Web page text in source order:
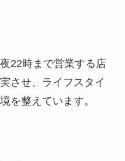
22時まで営業する店
させ、ライフスタイ
を整えています。